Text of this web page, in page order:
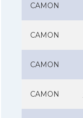
CAMON
CAMON
CAMON
CAMON